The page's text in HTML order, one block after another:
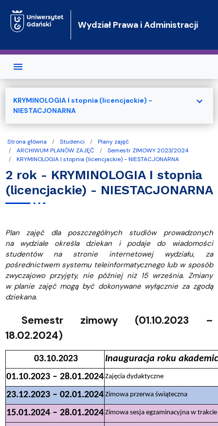
Wydział Prawa i Administracji
Strona główna Studenci
Plany zajęć
ARCHIWUM PLANÓW ZAJĘĆ
Semestr ZIMOWY 2023/2024
KRYMINOLOGIA I stopnia (licencjackie) - NIESTACJONARNA
2 rok - KRYMINOLOGIA I stopnia
(licencjackie) - NIESTACJONARNA
Plan zajęć dla poszczególnych studiów prowadzonych
na wydziale określa dziekan i podaje do wiadomości
studentów na stronie internetowej wydziału, za
pośrednictwem systemu teleinformatycznego lub w sposób
zwyczajowo przyjęty, nie później niż 15 września. Zmiany
w planie zajęć mogą być dokonywane wyłącznie za zgodą
dziekana.
Semestr zimowy (01.10.2023 –
18.02.2024)
03.10.2023
Inauguracja roku
01.10.2023 – 28.01.2024 Zajęcia dydaktyczne
23.12.2023 – 02.01.2024 Zimowa przerwa świąteczna
15.01.2024 – 28.01.2024 Zimowa sesja egzaminacyjna w
KRYMINOLOGIA I stopnia (licencjackie) -
NIESTACJONARNA
expand_more